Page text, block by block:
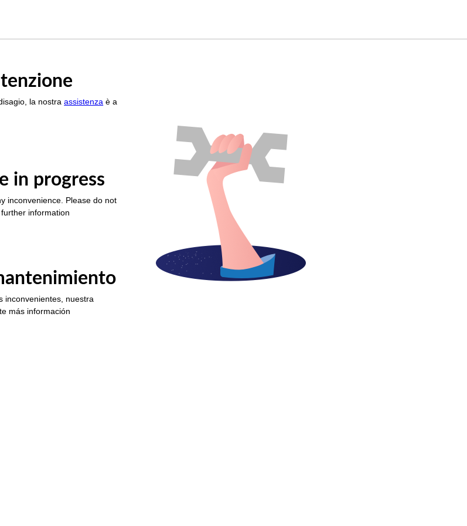
la nostraassistenza è a
in progress
inconvenience. Please do not
information
inconvenientes, nuestra
más información